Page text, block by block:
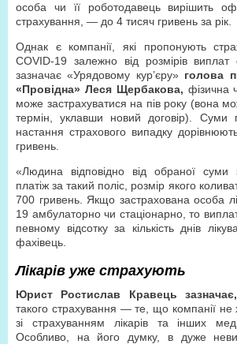
особа чи її роботодавець вирішить
страхування, — до 4 тисяч гривень за рік.
Однак є компанії, які пропонують
COVID-19 залежно від розмірів
зазначає «Урядовому кур’єру» голова
«Провідна» Леся Щербакова, фізична
може застрахуватися на пів року (вона
термін, уклавши новий договір). Суми
настання страхового випадку
гривень.
«Людина відповідно від обраної суми
платіж за такий поліс, розмір якого
700 гривень. Якщо застрахована особа
19 амбулаторно чи стаціонарно, то
певному відсотку за кількість днів
фахівець.
Лікарів уже страхують
Юрист Ростислав Кравець зазначає,
такого страхування — те, що компанії не
зі страхуванням лікарів та інших
Особливо, на його думку, в дуже